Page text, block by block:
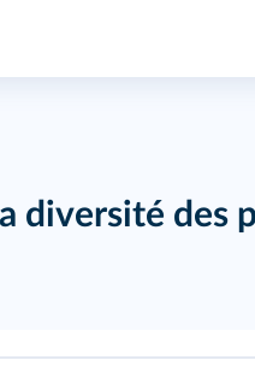
diversité des